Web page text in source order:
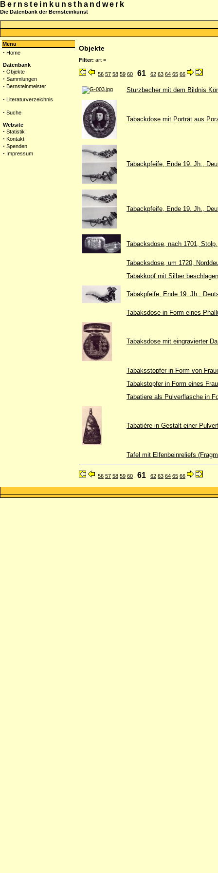
Bernsteinkunsthandwerk
Die Datenbank der Bernsteinkunst
Menu
· Home
Datenbank
· Objekte
· Sammlungen
· Bernsteinmeister
· Literaturverzeichnis
· Suche
Website
· Statistik
· Kontakt
· Spenden
· Impressum
Objekte
Filter: art =
56 57 58 59 60 61 62 63 64 65 66
Sturzbecher mit dem Bildnis
Tabackdose mit Porträt aus
Tabackpfeife, Ende 19. Jh.,
Tabackpfeife, Ende 19. Jh.,
Tabacksdose, nach 1701,
Tabacksdose, um 1720,
Tabakkopf mit Silber
Tabakpfeife, Ende 19. Jh.,
Tabaksdose in Form eines
Tabaksdose mit eingravierter
Tabaksstopfer in Form von
Tabakstopfer in Form eines
Tabatiere als Pulverflasche in
Tabatiére in Gestalt einer
Tafel mit Elfenbeinreliefs
56 57 58 59 60 61 62 63 64 65 66